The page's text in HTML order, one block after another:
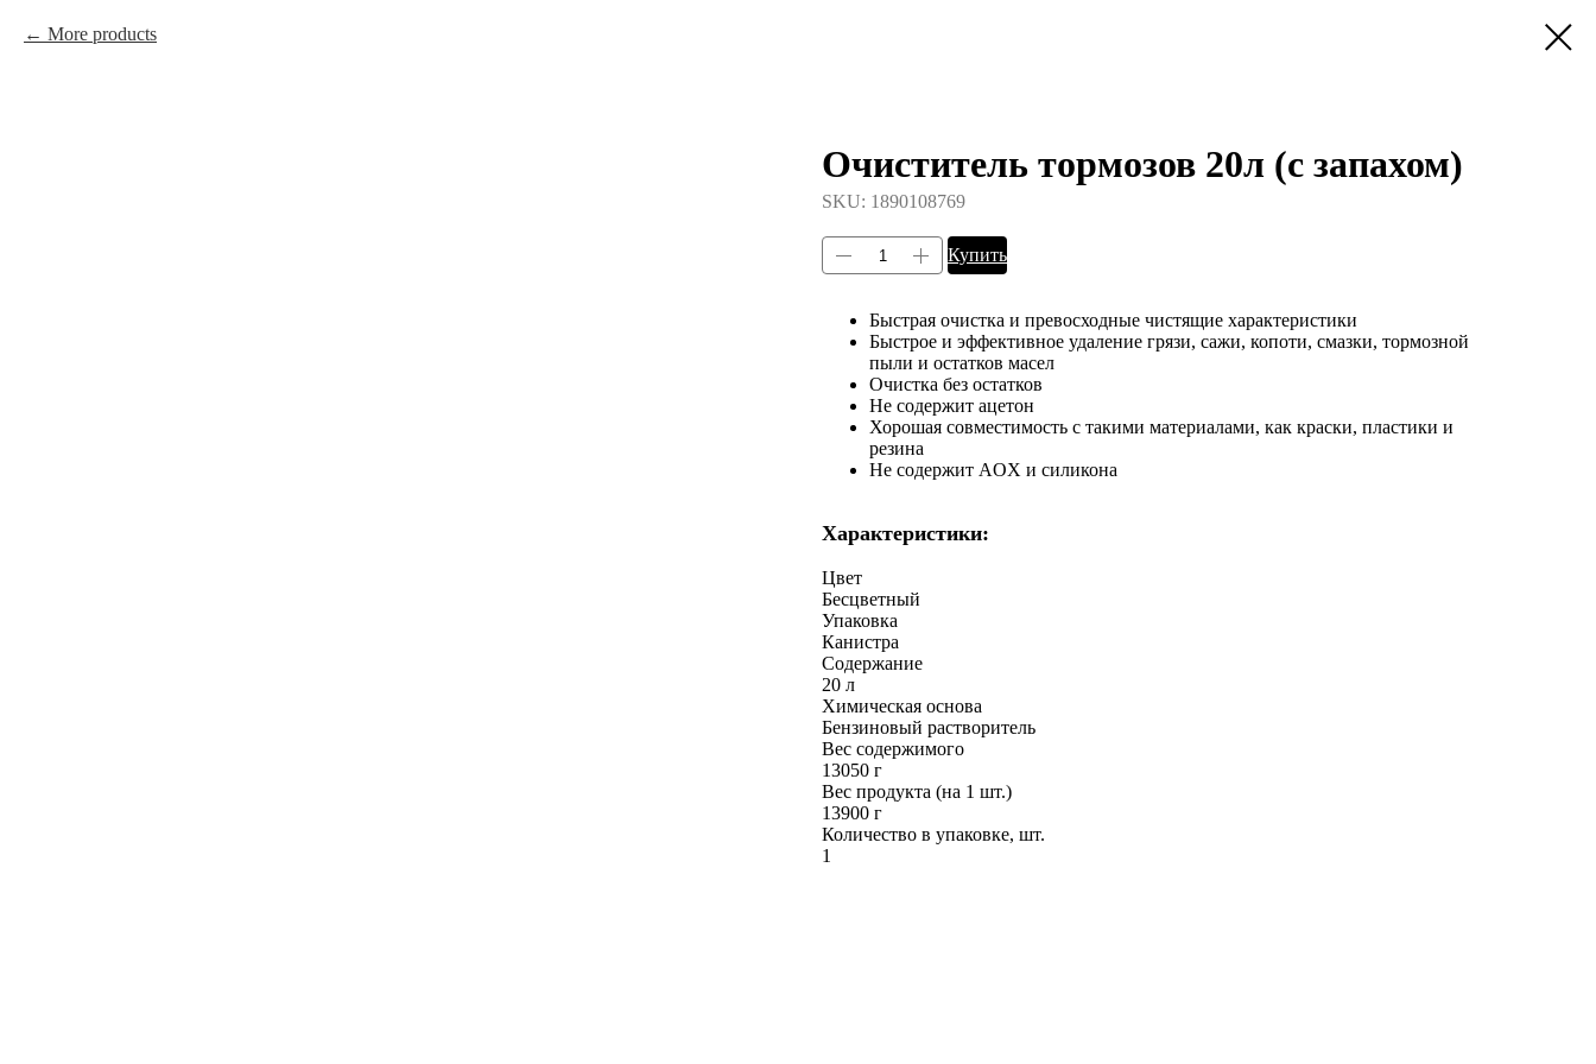
More products
Очиститель тормозов 20л (с запахом)
SKU: 1890108769
Купить
Быстрая очистка и превосходные чистящие характеристики
Быстрое и эффективное удаление грязи, сажи, копоти, смазки, тормозной
пыли и остатков масел
Очистка без остатков
Не содержит ацетон
Хорошая совместимость с такими материалами, как краски, пластики и
резина
Не содержит AOX и силикона
Характеристики:
Цвет
Бесцветный
Упаковка
Канистра
Содержание
20 л
Химическая основа
Бензиновый растворитель
Вес содержимого
13050 г
Вес продукта (на 1 шт.)
13900 г
Количество в упаковке, шт.
1